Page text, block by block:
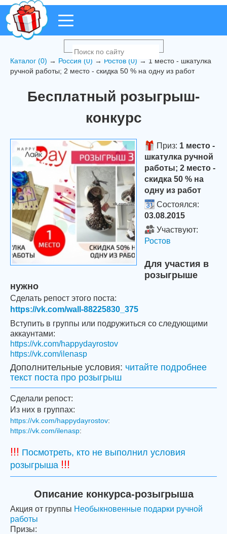
Каталог (0) → Россия (0) → Ростов (0) → 1 место - шкатулка
ручной работы; 2 место - скидка 50 % на одну из работ
Бесплатный розыгрыш-
конкурс
Приз: 1 место -
шкатулка ручной
работы; 2 место -
скидка 50 % на
одну из работ
Состоялся:
03.08.2015
Участвуют:
Ростов
Для участия в
розыгрыше
нужно
Сделать репост этого поста:
https://vk.com/wall-88225830_375
Вступить в группы или подружиться со следующими
аккаунтами:
https://vk.com/happydayrostov
https://vk.com/ilenasp
Дополнительные условия: читайте подробнее
текст поста про розыгрыш
Сделали репост:
Из них в группах:
https://vk.com/happydayrostov:
https://vk.com/ilenasp:
!!! Посмотреть, кто не выполнил условия
розыгрыша !!!
Описание конкурса-розыгрыша
Акция от группы Необыкновенные подарки ручной
работы
Призы: